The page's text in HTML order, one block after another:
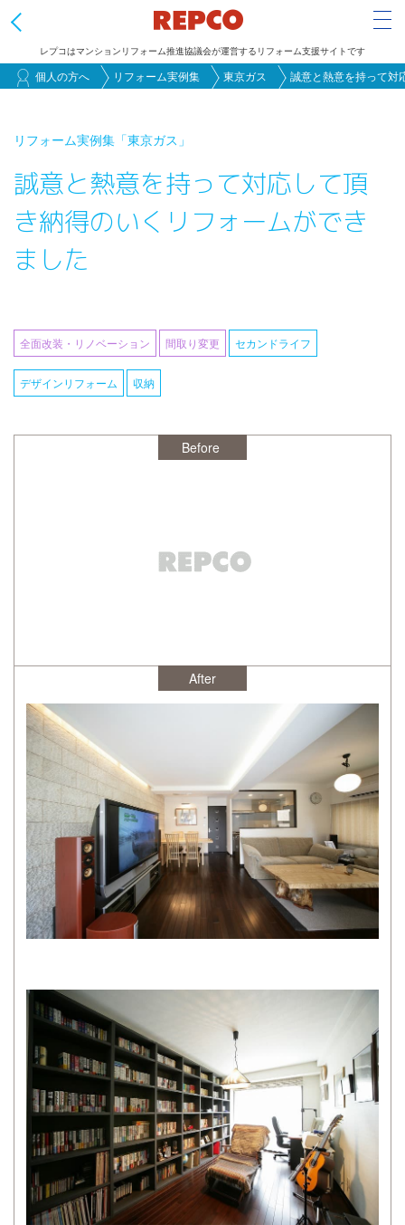
動
レプコはマンションリフォーム推進協議会が運営するリフォーム支援サイトです
個人の方へ リフォーム実例集 東京ガス 誠意と熱意を持って対
リフォーム実例集 「東京ガス」
誠意と熱意を持って対応して頂
き納得のいくリフォームができ
ました
セカンドライフ
デザインリフォーム 収納
全面改装・リノベーション 間取り変更
After